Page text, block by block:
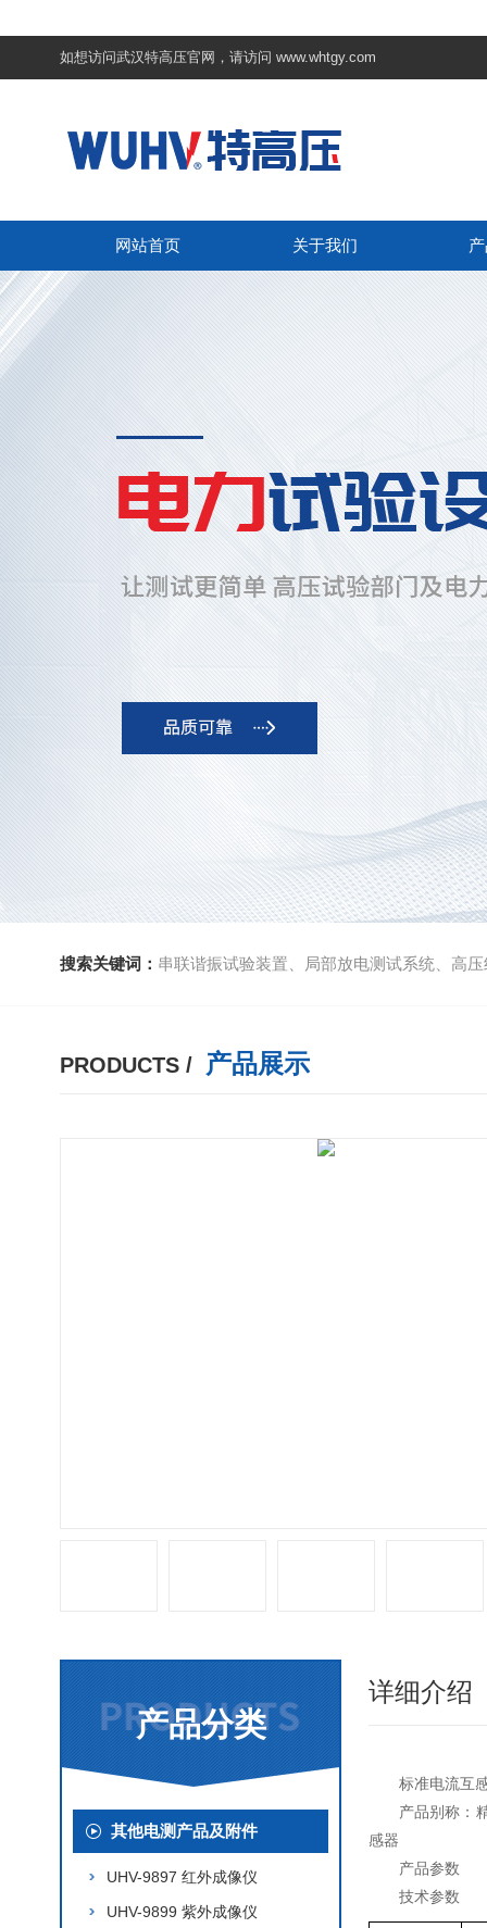
如想访问武汉特高压官网，请访问 www.whtgy.com
网站首页 关于我们
搜索关键词： 串联谐振试验装置、局部放电测试系统、高压
PRODUCTS / 产品展示
产品分类
其他电测产品及附件
UHV-9897 红外成像仪
UHV-9899 紫外成像仪
详细介绍
标准电流互
产品别称：
感器
产品参数
技术参数